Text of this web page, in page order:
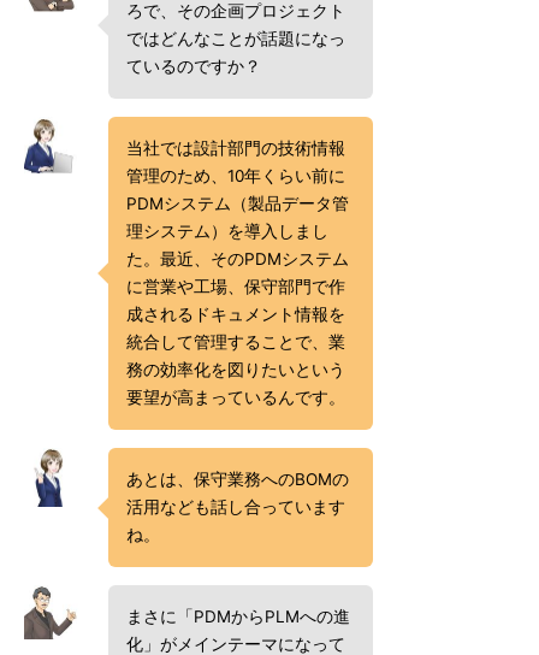
ろで、その企画プロジェクト
ではどんなことが話題になっ
ているのですか？
当社では設計部門の技術情報
管理のため、10年くらい前に
PDMシステム（製品データ管
理システム）を導入しまし
た。最近、そのPDMシステム
に営業や工場、保守部門で作
成されるドキュメント情報を
統合して管理することで、業
務の効率化を図りたいという
要望が高まっているんです。
あとは、保守業務へのBOMの
活用なども話し合っています
ね。
まさに「PDMからPLMへの進
化」がメインテーマになって